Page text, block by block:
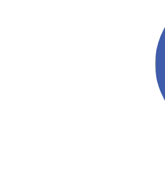
Біблійне консультування